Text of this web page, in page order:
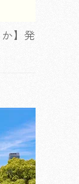
】発